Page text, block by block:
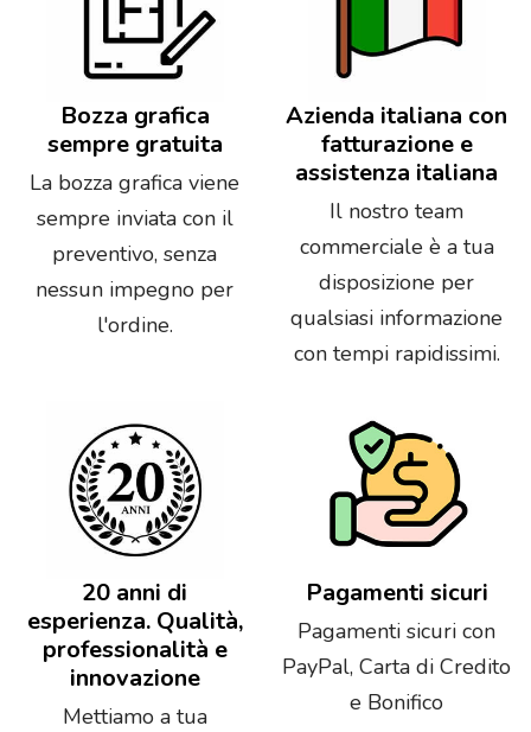
Bozza grafica
sempre gratuita
La bozza grafica viene
sempre inviata con il
preventivo, senza
nessun impegno per
l'ordine.
Azienda italiana con
fatturazione e
assistenza italiana
Il nostro team
commerciale è a tua
disposizione per
qualsiasi informazione
con tempi rapidissimi.
20 anni di
esperienza. Qualità,
professionalità e
innovazione
Mettiamo a tua
Pagamenti sicuri
Pagamenti sicuri con
PayPal, Carta di Credito
e Bonifico